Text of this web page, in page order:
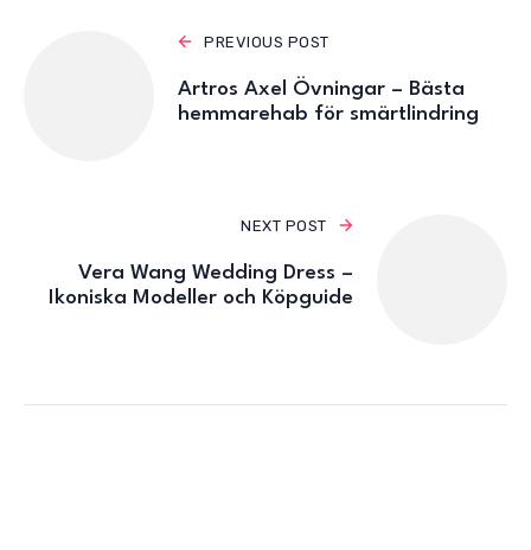
PREVIOUS POST
Artros Axel Övningar – Bästa
hemmarehab för smärtlindring
NEXT POST
Vera Wang Wedding Dress –
Ikoniska Modeller och Köpguide